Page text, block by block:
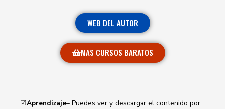
WEB DEL AUTOR
MAS CURSOS BARATOS
☑Aprendizaje– Puedes ver y descargar el contenido por